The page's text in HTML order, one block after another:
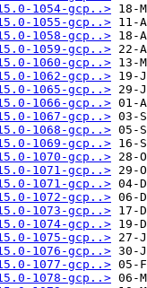
1054-gcp..>
1055-gcp..>
1058-gcp..>
1059-gcp..>
1060-gcp..>
1062-gcp..>
1065-gcp..>
1066-gcp..>
1067-gcp..>
1068-gcp..>
1069-gcp..>
1070-gcp..>
1071-gcp..>
1071-gcp..>
1072-gcp..>
1073-gcp..>
1074-gcp..>
1075-gcp..>
1076-gcp..>
1077-gcp..>
1078-gcp..>